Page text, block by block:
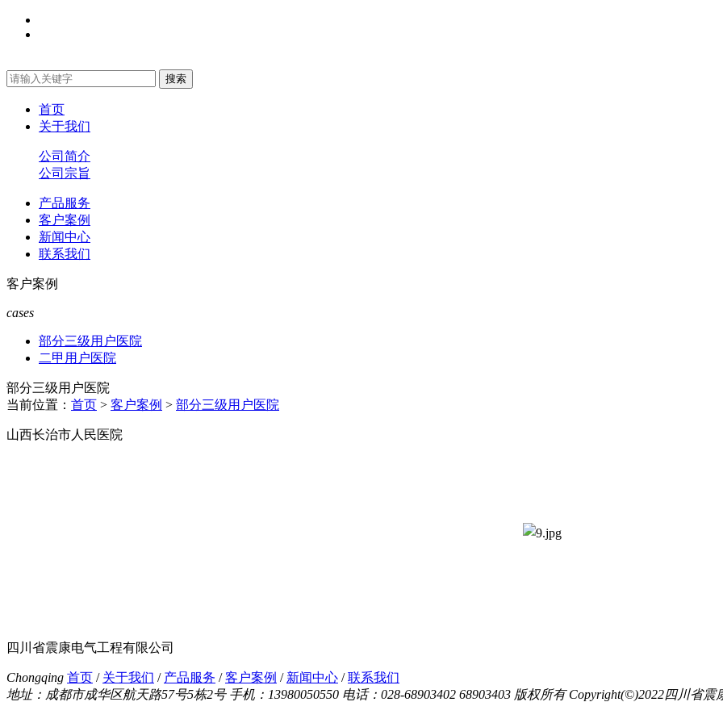
首页
关于我们
公司简介
公司宗旨
产品服务
客户案例
新闻中心
联系我们
客户案例
cases
部分三级用户医院
二甲用户医院
部分三级用户医院
当前位置： 首页 > 客户案例 > 部分三级用户医院
山西长治市人民医院
四川省震康电气工程有限公司
Chongqing 首页 / 关于我们 / 产品服务 /客户案例 / 新闻中心 /联系我们
地址：成都市成华区航天路57号5栋2号 手机：13980050550 电话：028-68903402 68903403 版权所有 Copyright(©)2022四川省震